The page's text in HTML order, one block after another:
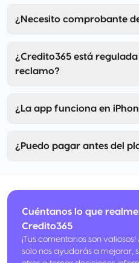
¿Necesito comprobante
¿Credito365 está
reclamo?
¿La app funciona en
¿Puedo pagar antes del
Cuéntanos lo que
Credito365
¡Tus comentarios son
solo nos ayudarás a mejorar,